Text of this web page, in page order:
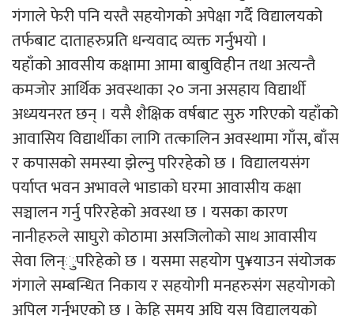
गंगाले फेरी पनि यस्तै सहयोगको अपेक्षा गर्दै विद्यालयको
तर्फबाट दाताहरुप्रति धन्यवाद व्यक्त गर्नुभयो ।
यहाँको आवसीय कक्षामा आमा बाबुविहीन तथा अत्यन्तै
कमजोर आर्थिक अवस्थाका २० जना असहाय विद्यार्थी
अध्ययनरत छन् । यसै शैक्षिक वर्षबाट सुरु गरिएको यहाँको
आवासिय विद्यार्थीका लागि तत्कालिन अवस्थामा गाँस, बाँस
र कपासको समस्या झेल्नु परिरहेको छ । विद्यालयसंग
पर्याप्त भवन अभावले भाडाको घरमा आवासीय कक्षा
सञ्चालन गर्नु परिरहेको अवस्था छ । यसका कारण
नानीहरुले साघुरो कोठामा असजिलोको साथ आवासीय
सेवा लिन्ुपरिहेको छ । यसमा सहयोग पु¥याउन संयोजक
गंगाले सम्बन्धित निकाय र सहयोगी मनहरुसंग सहयोगको
अपिल गर्नुभएको छ । केहि समय अघि यस विद्यालयको